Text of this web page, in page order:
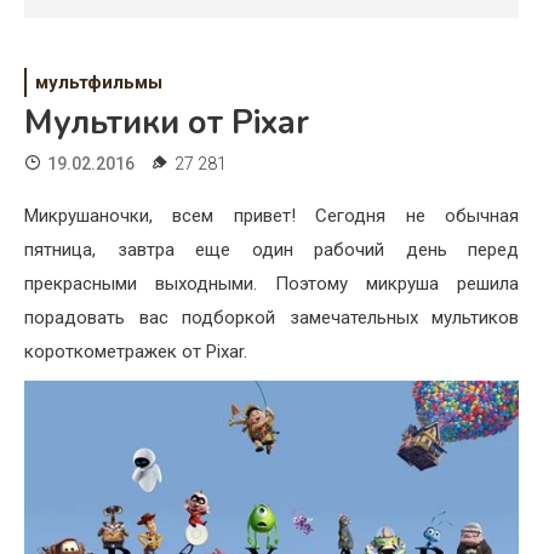
Свадьба
Дом
Жизнь
Хобби
Красота
мультфильмы
Мультики от Pixar
19.02.2016 27 281
Микрушаночки, всем привет! Сегодня не обычная
пятница, завтра еще один рабочий день перед
прекрасными выходными. Поэтому микруша решила
порадовать вас подборкой замечательных мультиков
короткометражек от Pixar.